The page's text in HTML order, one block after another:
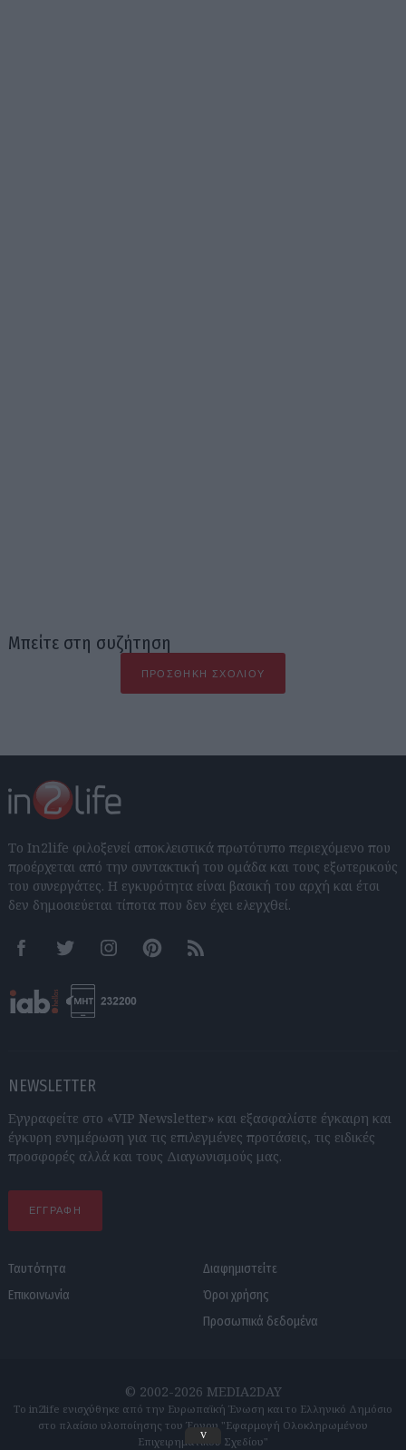
Μπείτε στη συζήτηση
ΠΡΟΣΘΉΚΗ ΣΧΟΛΊΟΥ
Το In2life φιλοξενεί αποκλειστικά πρωτότυπο περιεχόμενο που
προέρχεται από την συντακτική του ομάδα και τους εξωτερικούς
του συνεργάτες. Η εγκυρότητα είναι βασική του αρχή και έτσι
δεν δημοσιεύεται τίποτα που δεν έχει ελεγχθεί.
FacebookTwitter InstagramPinterestRSS feeds
NEWSLETTER
Εγγραφείτε στο «VIP Newsletter» και εξασφαλίστε έγκαιρη και
έγκυρη ενημέρωση για τις επιλεγμένες προτάσεις, τις ειδικές
προσφορές αλλά και τους Διαγωνισμούς μας.
ΕΓΓΡΑΦΗ
Ταυτότητα
Επικοινωνία
Διαφημιστείτε
Όροι χρήσης
Προσωπικά δεδομένα
© 2002-2026 MEDIA2DAY
Το in2life ενισχύθηκε από την Ευρωπαϊκή Ένωση και το Ελληνικό Δημόσιο
στο πλαίσιο υλοποίησης του Έργου "Εφαρμογή Ολοκληρωμένου
Επιχειρηματικού Σχεδίου"
v